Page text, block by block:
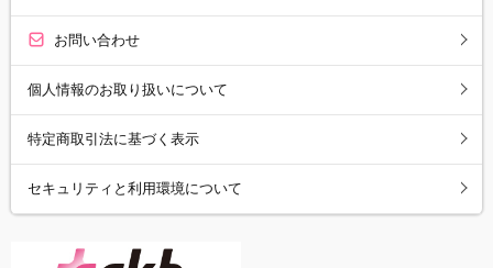
お問い合わせ
個人情報のお取り扱いについて
特定商取引法に基づく表示
セキュリティと利用環境について